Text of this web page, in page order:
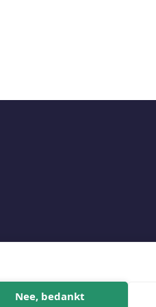
Nee, bedankt